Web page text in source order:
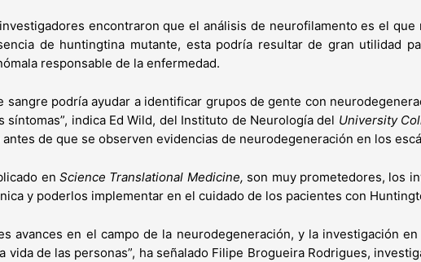
encontraron que el análisis de neurofilamento es el
de huntingtina mutante, esta podría resultar de gran utilidad
responsable de la enfermedad.
sangre podría ayudar a identificar grupos de gente con
indica Ed Wild, del Instituto de Neurología del University
de que se observen evidencias de neurodegeneración en los
enScience Translational Medicine, son muy prometedores, los
y poderlos implementar en el cuidado de los pacientes con
avances en el campo de la neurodegeneración, y la investigación
vida de las personas”, ha señalado Filipe Brogueira Rodrigues,